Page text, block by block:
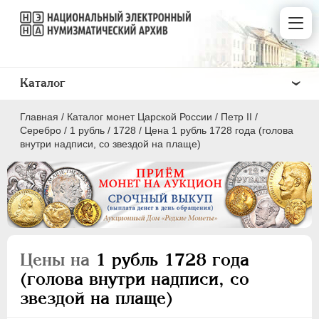
Главная / Каталог монет Царской России / Петр II /
Серебро / 1 рубль / 1728 / Цена 1 рубль 1728 года (голова
внутри надписи, со звездой на плаще)
Цены на 1 рубль 1728 года
(голова внутри надписи, со
звездой на плаще)
Каталог
ПEТР I 1699 - 1725
ЕКАТЕРИНА I 1725-1727
Золото
Серебро